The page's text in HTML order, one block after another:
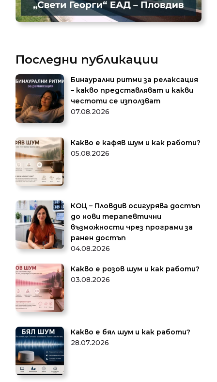
Последни публикации
Бинаурални ритми за релаксация
– какво представляват и какви
честоти се използват
07.08.2026
Какво е кафяв шум и как работи?
05.08.2026
КОЦ – Пловдив осигурява достъп
до нови терапевтични
възможности чрез програми за
ранен достъп
04.08.2026
Какво е розов шум и как работи?
03.08.2026
Какво е бял шум и как работи?
28.07.2026